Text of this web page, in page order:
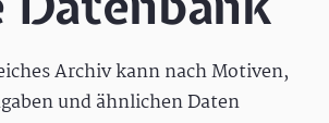
Archiv kann nach Motiven,
und ähnlichen Daten